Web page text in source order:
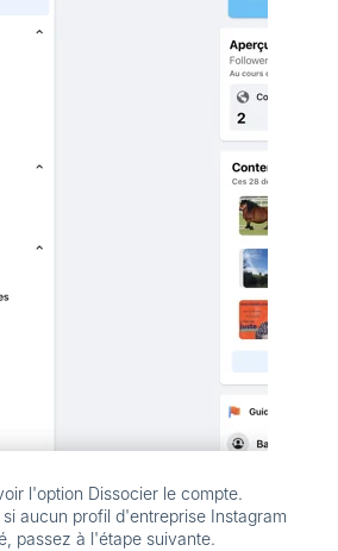
l'option Dissocier le compte.
aucun profil d'entreprise Instagram
passez à l'étape suivante.